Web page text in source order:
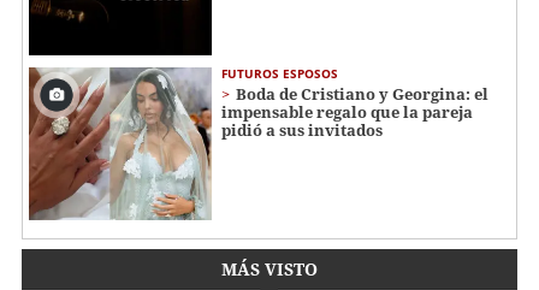
FUTUROS ESPOSOS
Boda de Cristiano y Georgina: el
impensable regalo que la pareja
pidió a sus invitados
MÁS VISTO